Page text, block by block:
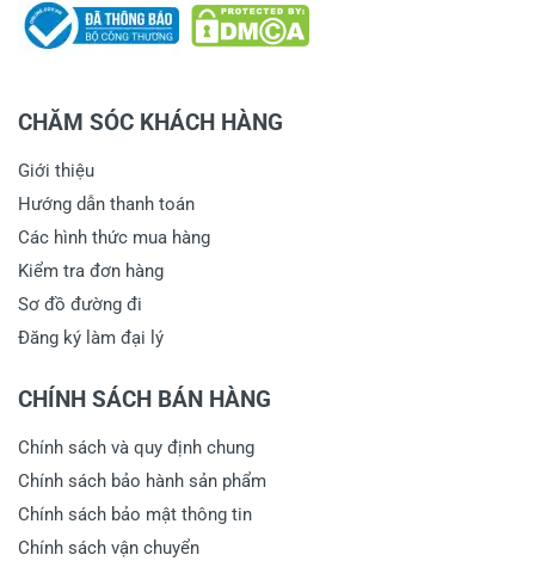
CHĂM SÓC KHÁCH HÀNG
Giới thiệu
Hướng dẫn thanh toán
Các hình thức mua hàng
Kiểm tra đơn hàng
Sơ đồ đường đi
Đăng ký làm đại lý
CHÍNH SÁCH BÁN HÀNG
Chính sách và quy định chung
Chính sách bảo hành sản phẩm
Chính sách bảo mật thông tin
Chính sách vận chuyển